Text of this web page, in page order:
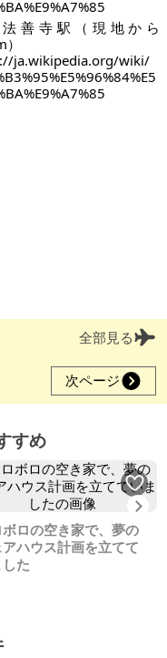
善寺駅（現地から
ja.wikipedia.org/wiki/
全部見る
次ページ
すめ
ロの空き家で、夢の
ハウス計画を立てて
た